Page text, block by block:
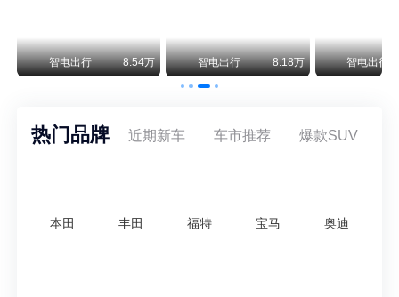
智电出行 8.54万 智电出行 8.18万 智电出行
热门品牌 近期新车 车市推荐 爆款SUV
本田 丰田 福特 宝马 奥迪